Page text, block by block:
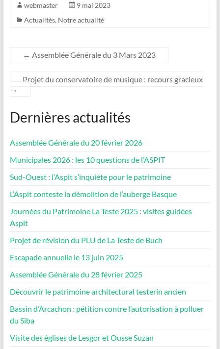
webmaster
9 mai 2023
Actualités, Notre actualité
← Assemblée Générale du 3 Mars 2023
Projet du conservatoire de musique : recours gracieux
→
Dernières actualités
Assemblée Générale du 20 février 2026
Municipales 2026 : les 10 questions de l’ASPIT
Sud-Ouest : l’Aspit s’inquiète pour le patrimoine
L’Aspit conteste la démolition de l’auberge Basque
Journées du Patrimoine La Teste 2025 : visites guidées
Aspit
Projet de révision du PLU de La Teste de Buch
Escapade annuelle le 13 juin 2025
Assemblée Générale du 28 février 2025
Découvrir le patrimoine architectural testerin ancien
Bassin d’Arcachon : pétition contre l’autorisation à polluer
du Siba
Visite des églises de Lesgor et Ousse Suzan